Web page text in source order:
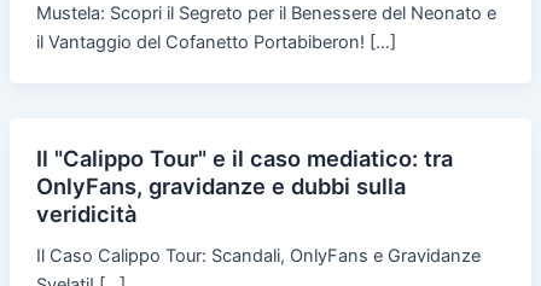
Mustela: Scopri il Segreto per il Benessere del Neonato e
il Vantaggio del Cofanetto Portabiberon! […]
Il "Calippo Tour" e il caso mediatico: tra
OnlyFans, gravidanze e dubbi sulla
veridicità
Il Caso Calippo Tour: Scandali, OnlyFans e Gravidanze